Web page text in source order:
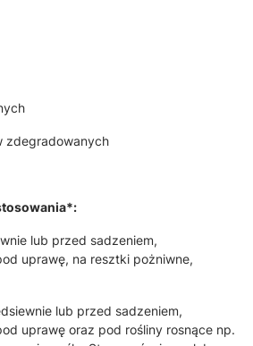
zdegradowanych
lub przed sadzeniem,
uprawę, na resztki pożniwne,
lub przed sadzeniem,
uprawę oraz pod rośliny rosnące np.